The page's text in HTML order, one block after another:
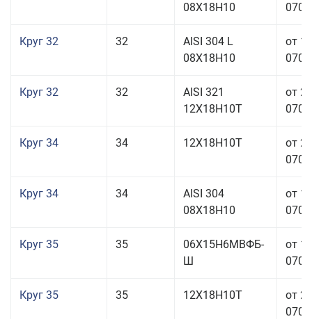
08Х18Н10
Круг 32 32
AISI 304 L
08Х18Н10
от
Круг 32 32
AISI 321
12Х18Н10Т
от
Круг 34 34 12Х18Н10Т
от
Круг 34 34
AISI 304
08Х18Н10
от
Круг 35 35
06Х15Н6МВФБ-
Ш
от
Круг 35 35 12Х18Н10Т
от